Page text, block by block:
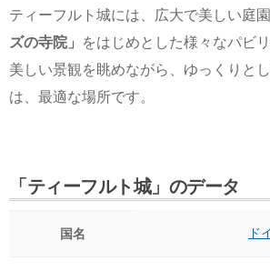
ティーフルト城には、広大で美しい庭園
ズの寺院」
をはじめとした様々なパビ
美しい景観を眺めながら、ゆっくりと
は、最適な場所です。
「ティーフルト城」のデータ
国名 ド